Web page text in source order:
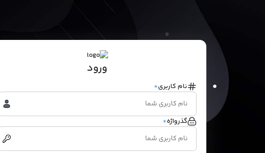
ورود
نام کاربری*
گذرواژه*